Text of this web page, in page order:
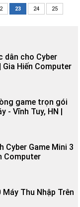
23 24
25
dân cho Cyber
Gia Hiến Computer
game trọn gói
- Vĩnh Tuy, HN |
Cyber Game Mini 3
Computer
Thu Nhập Trên